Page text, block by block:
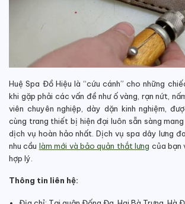
Huệ Spa Đồ Hiệu là “cứu cánh” cho những
khi gặp phải các vấn đề như ố vàng, rạn nứt,
viên chuyên nghiệp, dày dặn kinh nghiệm,
cùng trang thiết bị hiện đại luôn sẵn sàng
dịch vụ hoàn hảo nhất.Dịch vụ spa dây lưng
nhu cầu làm mới và bảo quản thắt lưng của bạn
hợp lý.
Thông tin liên hệ: